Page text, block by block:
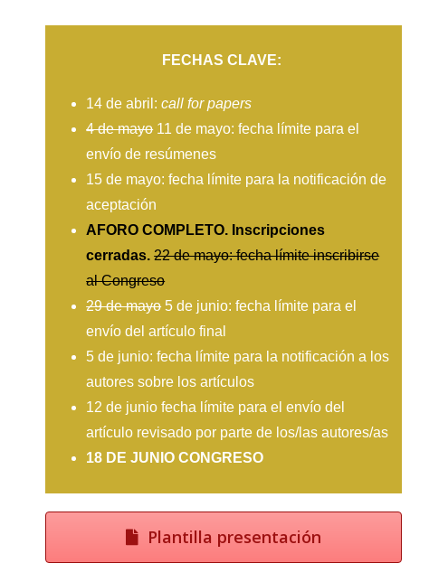
FECHAS CLAVE:
14 de abril:call for papers
4 de mayo11 de mayo: fecha límite para el
envío de resúmenes
15 de mayo: fecha límite para la notificación de
aceptación
AFORO COMPLETO. Inscripciones
cerradas. 22 de mayo: fecha límite inscribirse
al Congreso
29 de mayo5 de junio: fecha límite para el
envío del artículo final
5 de junio: fecha límite para la notificación a los
autores sobre los artículos
12 de junio fecha límite para el envío del
artículo revisado por parte de los/las autores/as
18 DE JUNIO CONGRESO
Plantilla presentación